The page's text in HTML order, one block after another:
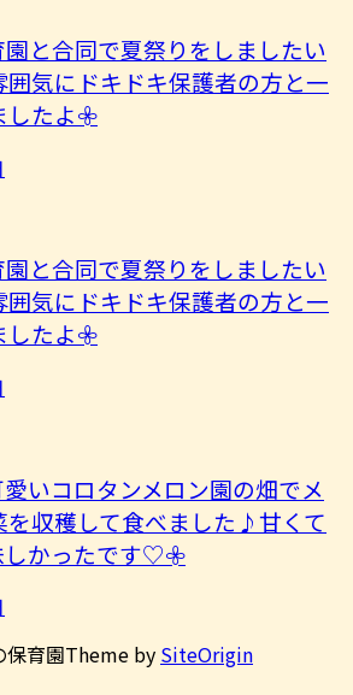
と合同で夏祭りをしましたい
囲気にドキドキ保護者の方と一
したよ︎𖧷
と合同で夏祭りをしましたい
囲気にドキドキ保護者の方と一
したよ︎𖧷
いコロタンメロン園の畑でメ
を収穫して食べました♪甘くて
しかったです♡𖧷
育園Theme by SiteOrigin